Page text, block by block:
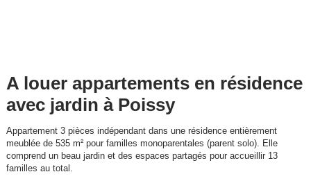
A louer appartements en résidence
avec jardin à Poissy
Appartement 3 pièces indépendant dans une résidence entièrement
meublée de 535 m² pour familles monoparentales (parent solo). Elle
comprend un beau jardin et des espaces partagés pour accueillir 13
familles au total.